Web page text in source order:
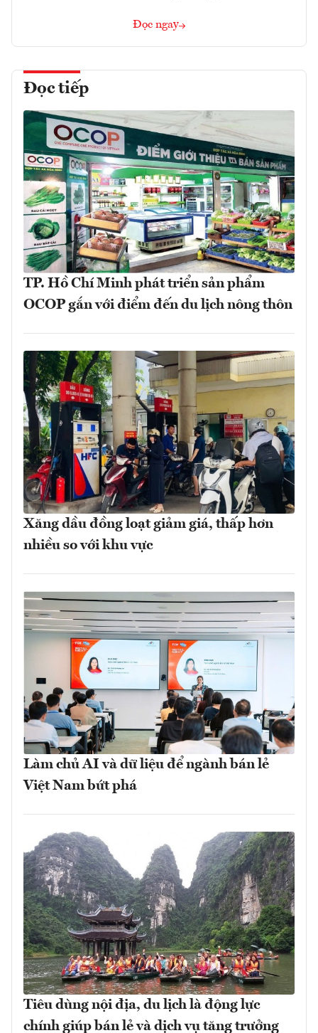
Đọc ngay
Đọc tiếp
TP. Hồ Chí Minh phát triển sản phẩm
OCOP gắn với điểm đến du lịch nông thôn
Xăng dầu đồng loạt giảm giá, thấp hơn
nhiều so với khu vực
Làm chủ AI và dữ liệu để ngành bán lẻ
Việt Nam bứt phá
Tiêu dùng nội địa, du lịch là động lực
chính giúp bán lẻ và dịch vụ tăng trưởng